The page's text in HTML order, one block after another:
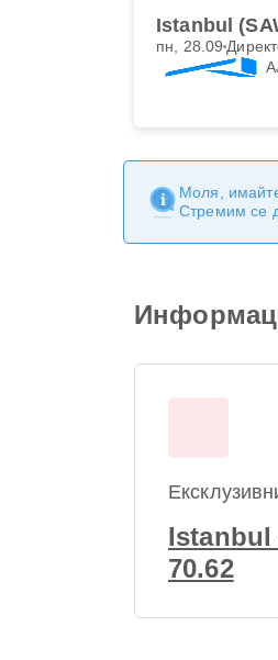
Istanbul
пн, 28.09
Моля,
Стремим се
Istanbul
70.62